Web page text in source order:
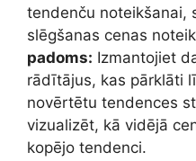
tendenču noteikšanai,
slēgšanas cenas
padoms: Izmantojiet
rādītājus, kas pārklāti
novērtētu tendences
vizualizēt, kā vidējā
kopējo tendenci.